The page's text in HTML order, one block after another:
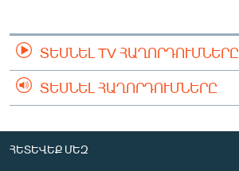
ԲԱՆԱՎԵՃ
ՁԳՏԵԼՈՎ ԼԱՎԱԳՈՒՅՆԻՆ
Հայերեն
ՏԵՍՆԵԼ TV ՀԱՂՈՐԴՈՒՄՆԵՐԸ
ՏԵՍՆԵԼ ՀԱՂՈՐԴՈՒՄՆԵՐԸ
ՀԵՏԵՎԵՔ ՄԵԶ